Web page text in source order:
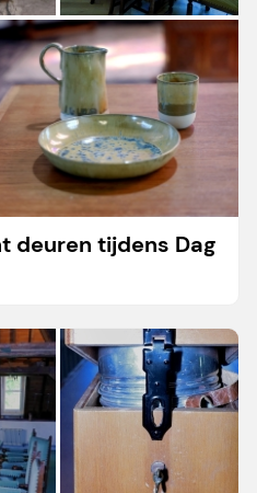
deuren tijdens Dag